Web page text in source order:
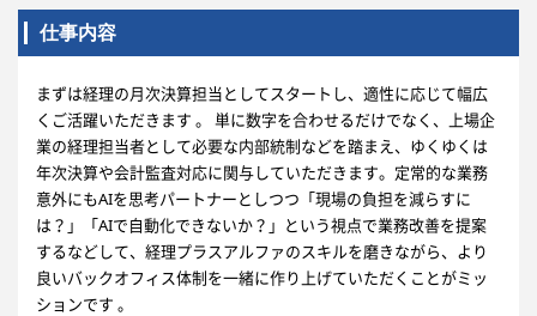
仕事内容
まずは経理の月次決算担当としてスタートし、適性に応じて幅広
くご活躍いただきます 。 単に数字を合わせるだけでなく、上場企
業の経理担当者として必要な内部統制などを踏まえ、ゆくゆくは
年次決算や会計監査対応に関与していただきます。定常的な業務
意外にもAIを思考パートナーとしつつ「現場の負担を減らすに
は？」「AIで自動化できないか？」という視点で業務改善を提案
するなどして、経理プラスアルファのスキルを磨きながら、より
良いバックオフィス体制を一緒に作り上げていただくことがミッ
ションです 。